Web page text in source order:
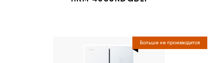
Больше не производится